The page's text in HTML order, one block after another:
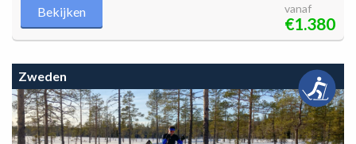
Bekijken vanaf
€1.380
Zweden